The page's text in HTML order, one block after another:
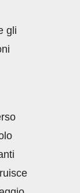
gli